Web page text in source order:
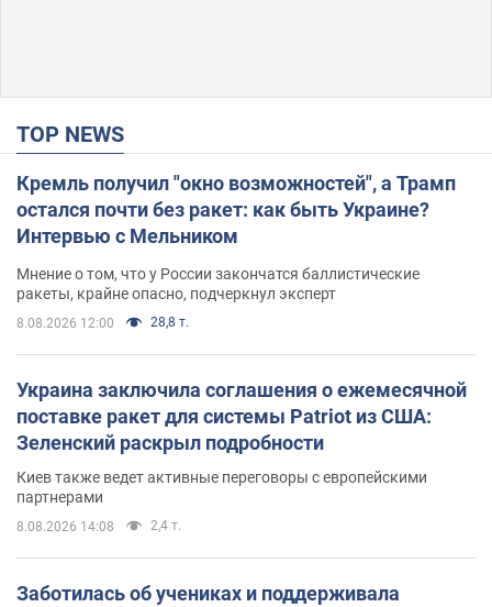
TOP NEWS
Кремль получил "окно возможностей", а Трамп
остался почти без ракет: как быть Украине?
Интервью с Мельником
Мнение о том, что у России закончатся баллистические
ракеты, крайне опасно, подчеркнул эксперт
8.08.2026 12:00 28,8 т.
Украина заключила соглашения о ежемесячной
поставке ракет для системы Patriot из США:
Зеленский раскрыл подробности
Киев также ведет активные переговоры с европейскими
партнерами
8.08.2026 14:08 2,4 т.
Заботилась об учениках и поддерживала